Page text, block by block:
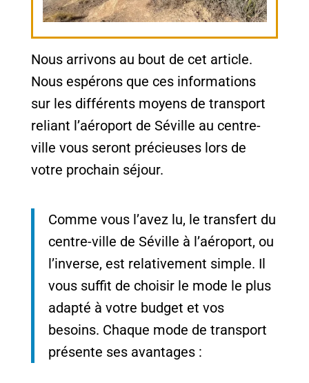
Nous arrivons au bout de cet article.
Nous espérons que ces informations
sur les différents moyens de transport
reliant l’aéroport de Séville au centre-
ville vous seront précieuses lors de
votre prochain séjour.
Comme vous l’avez lu, le transfert du
centre-ville de Séville à l’aéroport, ou
l’inverse, est relativement simple. Il
vous suffit de choisir le mode le plus
adapté à votre budget et vos
besoins. Chaque mode de transport
présente ses avantages :